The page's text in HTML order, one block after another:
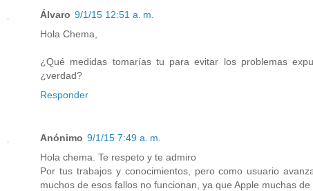
Álvaro 9/1/15 12:51 a. m.
Hola Chema,
¿Qué medidas tomarías tu para evitar los problemas
¿verdad?
Responder
Anónimo 9/1/15 7:49 a. m.
Hola chema. Te respeto y te admiro
Por tus trabajos y conocimientos, pero como usuario
muchos de esos fallos no funcionan, ya que Apple muchas